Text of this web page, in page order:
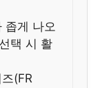
좁게 나오
택 시 활
(FR